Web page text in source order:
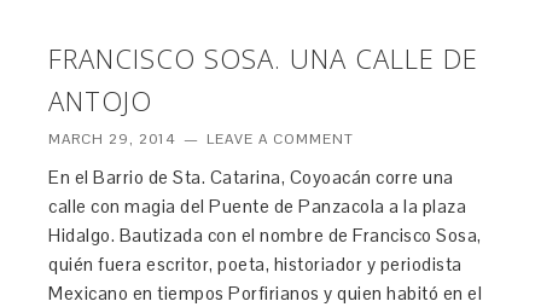
FRANCISCO SOSA. UNA CALLE DE
ANTOJO
MARCH 29, 2014 LEAVE A COMMENT
En el Barrio de Sta. Catarina, Coyoacán corre una
calle con magia del Puente de Panzacola a la plaza
Hidalgo. Bautizada con el nombre de Francisco Sosa,
quién fuera escritor, poeta, historiador y periodista
Mexicano en tiempos Porfirianos y quien habitó en el